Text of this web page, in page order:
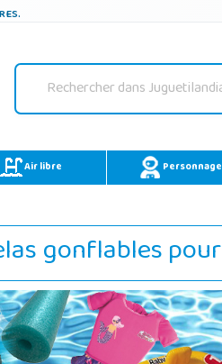
Air libre
gonflables